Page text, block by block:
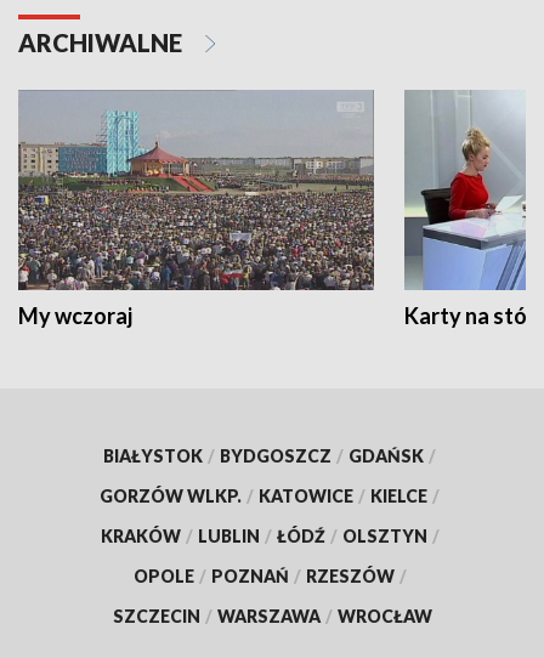
ARCHIWALNE
My wczoraj Karty na
BIAŁYSTOK / BYDGOSZCZ / GDAŃSK /
GORZÓW WLKP. / KATOWICE / KIELCE /
KRAKÓW / LUBLIN / ŁÓDŹ / OLSZTYN /
OPOLE / POZNAŃ / RZESZÓW /
SZCZECIN / WARSZAWA / WROCŁAW